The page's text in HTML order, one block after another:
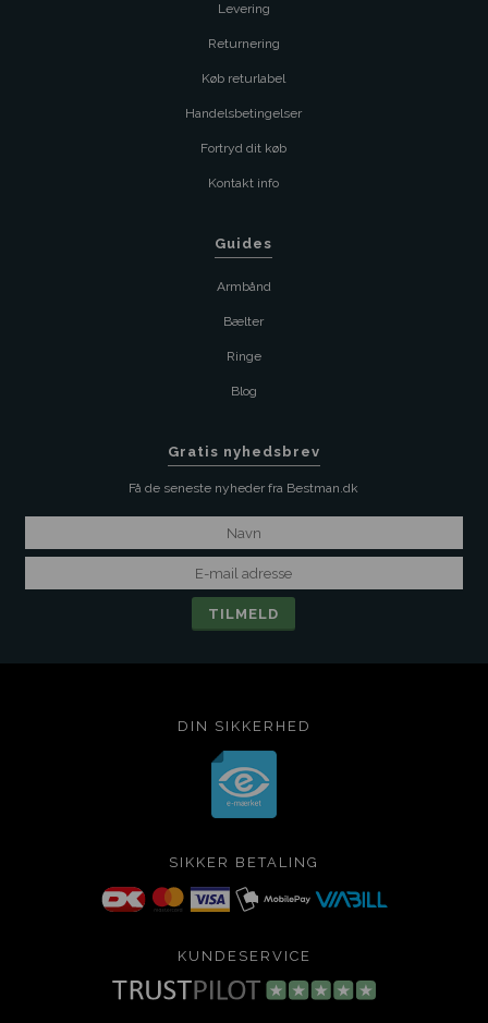
Levering
Returnering
Køb returlabel
Handelsbetingelser
Fortryd dit køb
Kontakt info
Guides
Armbånd
Bælter
Ringe
Blog
Gratis nyhedsbrev
Få de seneste nyheder fra Bestman.dk
DIN SIKKERHED
SIKKER BETALING
KUNDESERVICE